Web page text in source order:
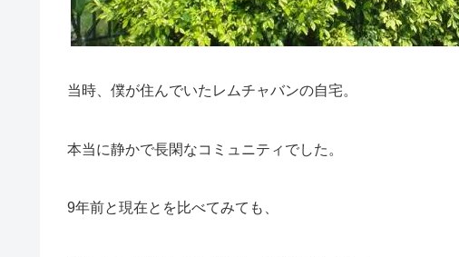
当時、僕が住んでいたレムチャバンの自宅。
本当に静かで長閑なコミュニティでした。
9年前と現在とを比べてみても、